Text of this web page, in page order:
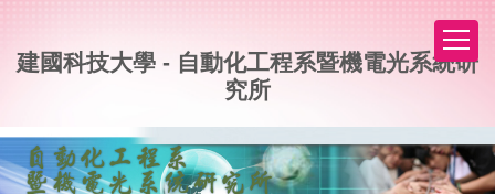
主
建國科技大學 - 自動化工程系暨機電光系統研
究所